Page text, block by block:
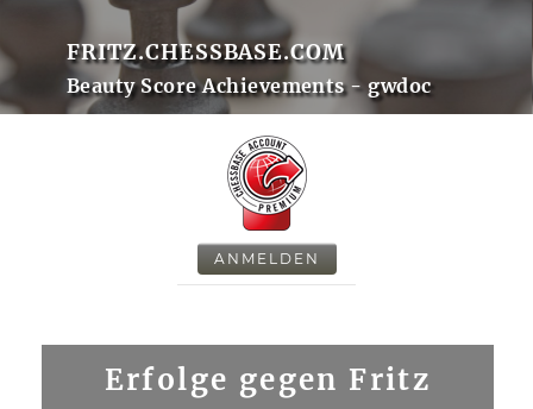
FRITZ.CHESSBASE.COM
Beauty Score Achievements - gwdoc
ANMELDEN
Erfolge gegen Fritz